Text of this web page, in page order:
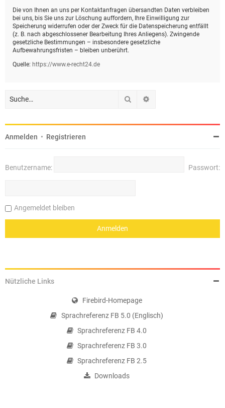
Die von Ihnen an uns per Kontaktanfragen übersandten Daten verbleiben
bei uns, bis Sie uns zur Löschung auffordern, Ihre Einwilligung zur
Speicherung widerrufen oder der Zweck für die Datenspeicherung entfällt
(z. B. nach abgeschlossener Bearbeitung Ihres Anliegens). Zwingende
gesetzliche Bestimmungen – insbesondere gesetzliche
Aufbewahrungsfristen – bleiben unberührt.
Quelle: https://www.e-recht24.de
Suche
Anmelden • Registrieren
Benutzername: Passwort:
Angemeldet bleiben
Nützliche Links
Firebird-Homepage
Sprachreferenz FB 5.0 (Englisch)
Sprachreferenz FB 4.0
Sprachreferenz FB 3.0
Sprachreferenz FB 2.5
Downloads